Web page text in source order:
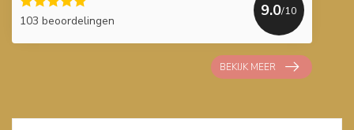
103 beoordelingen
9.0/10
BEKIJK MEER